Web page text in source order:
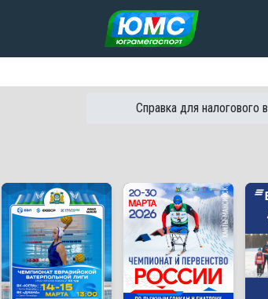
Перейти к содержанию
Справка для налогового